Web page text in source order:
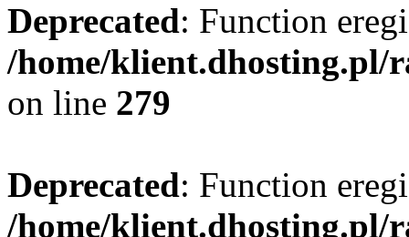
Deprecated: Function
/home/klient.dhosting.pl/
on line 279
Deprecated: Function
/home/klient.dhosting.pl/